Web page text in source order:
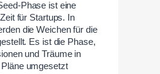
Phase ist eine
für Startups. In
die Weichen für die
Es ist die Phase,
und Träume in
umgesetzt